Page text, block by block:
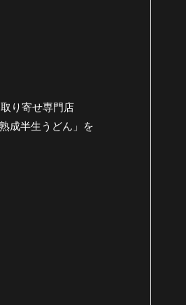
り寄せ専門店
成半生うどん」を